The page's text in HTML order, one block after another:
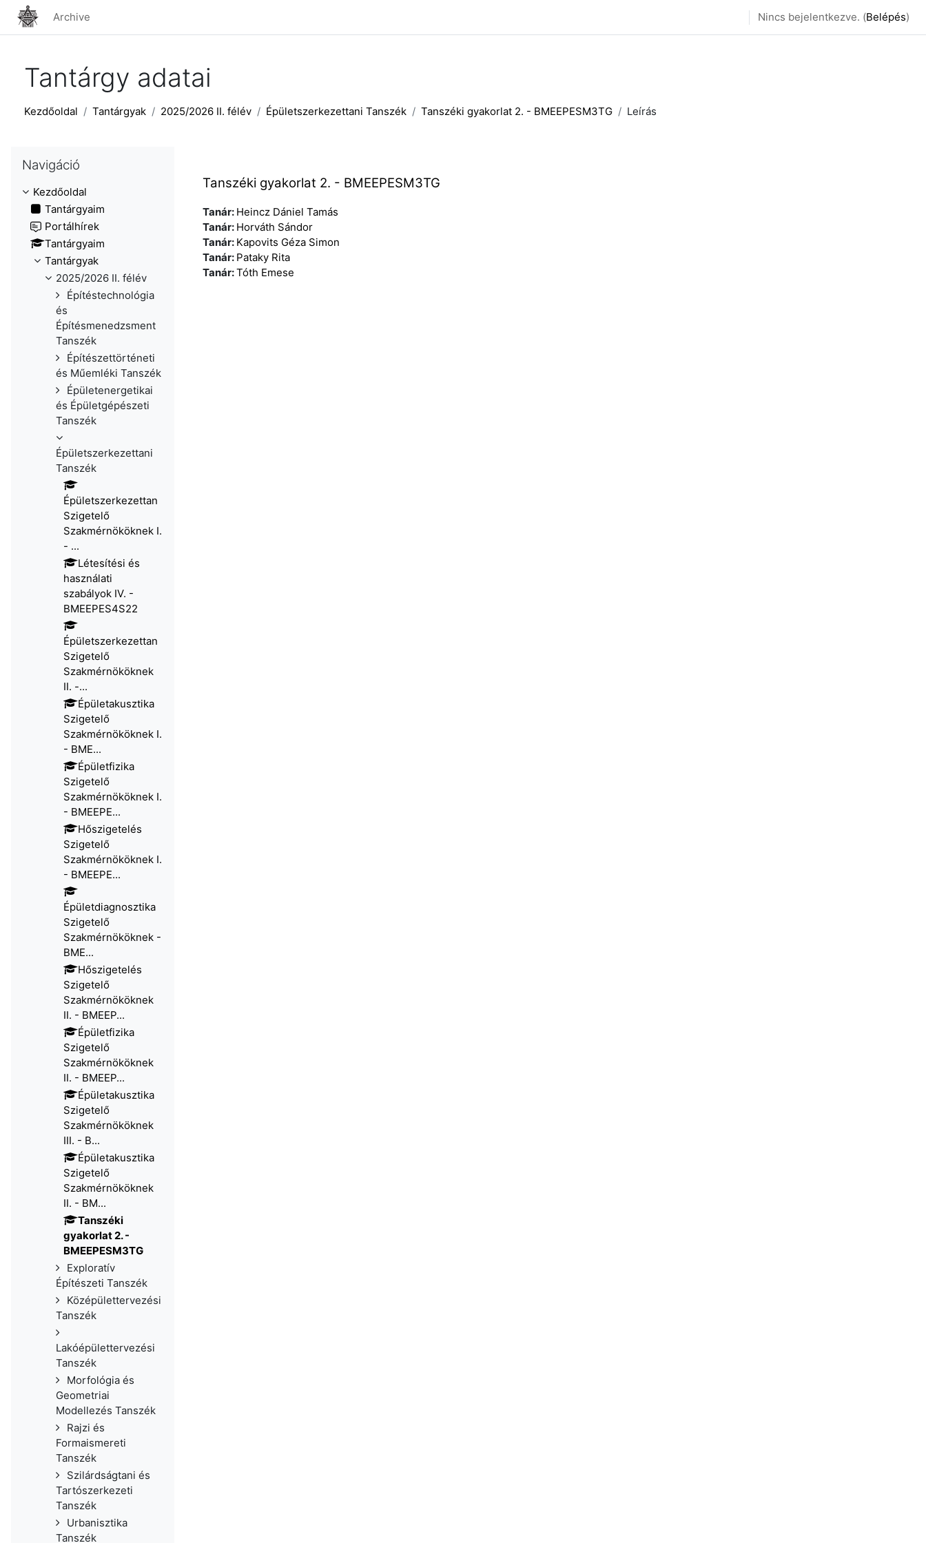
Tovább a fő tartalomhoz
Archive Nincs bejelentkezve. (Belépés)
Tantárgy adatai
Kezdőoldal Tantárgyak 2025/2026 II. félév Épületszerkezettani Tanszék Tanszéki gyakorlat 2. - BMEEPESM3TG Leírás
Tanszéki gyakorlat 2. - BMEEPESM3TG
Tanár: Heincz Dániel Tamás
Tanár: Horváth Sándor
Tanár: Kapovits Géza Simon
Tanár: Pataky Rita
Tanár:Tóth Emese
Navigáció
Kezdőoldal
Tantárgyaim
Portálhírek
Tantárgyaim
Tantárgyak
2025/2026 II. félév
Építéstechnológia
és
Építésmenedzsment
Tanszék
Építészettörténeti
és Műemléki Tanszék
Épületenergetikai
és Épületgépészeti
Tanszék
Épületszerkezettani
Tanszék
Épületszerkezettan
Szigetelő
Szakmérnököknek I.
- ...
Létesítési és
használati
szabályok IV. -
BMEEPES4S22
Épületszerkezettan
Szigetelő
Szakmérnököknek
II. -...
Épületakusztika
Szigetelő
Szakmérnököknek I.
- BME...
Épületfizika
Szigetelő
Szakmérnököknek I.
- BMEEPE...
Hőszigetelés
Szigetelő
Szakmérnököknek I.
- BMEEPE...
Épületdiagnosztika
Szigetelő
Szakmérnököknek -
BME...
Hőszigetelés
Szigetelő
Szakmérnököknek
II. - BMEEP...
Épületfizika
Szigetelő
Szakmérnököknek
II. - BMEEP...
Épületakusztika
Szigetelő
Szakmérnököknek
III. - B...
Épületakusztika
Szigetelő
Szakmérnököknek
II. - BM...
Tanszéki
gyakorlat 2. -
BMEEPESM3TG
Exploratív
Építészeti Tanszék
Középülettervezési
Tanszék
Lakóépülettervezési
Tanszék
Morfológia és
Geometriai
Modellezés Tanszék
Rajzi és
Formaismereti
Tanszék
Szilárdságtani és
Tartószerkezeti
Tanszék
Urbanisztika
Tanszék